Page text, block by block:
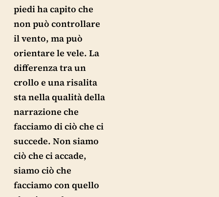
piedi ha capito che
non può controllare
il vento, ma può
orientare le vele. La
differenza tra un
crollo e una risalita
sta nella qualità della
narrazione che
facciamo di ciò che ci
succede. Non siamo
ciò che ci accade,
siamo ciò che
facciamo con quello